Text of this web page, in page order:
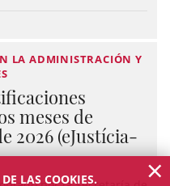
LA ADMINISTRACIÓN Y
meses de
2026 (eJustícia-
LAS COOKIES. ×